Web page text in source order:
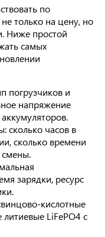
по
только на цену, но
Ниже простой
самых
погрузчиков и
напряжение
сколько часов в
сколько времени
смены.
зарядки, ресурс
кислотные
LiFePO4 с